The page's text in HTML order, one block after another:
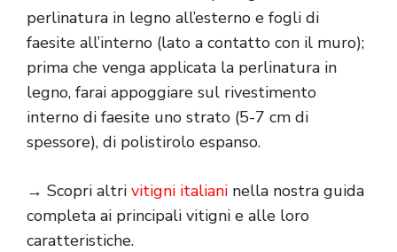
perlinatura in legno all’esterno e fogli di
faesite all’interno (lato a contatto con il muro);
prima che venga applicata la perlinatura in
legno, farai appoggiare sul rivestimento
interno di faesite uno strato (5-7 cm di
spessore), di polistirolo espanso.
→ Scopri altri vitigni italiani nella nostra guida
completa ai principali vitigni e alle loro
caratteristiche.